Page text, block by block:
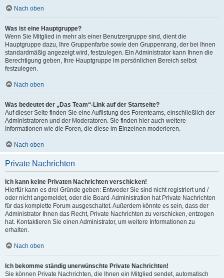
Nach oben
Was ist eine Hauptgruppe?
Wenn Sie Mitglied in mehr als einer Benutzergruppe sind, dient die
Hauptgruppe dazu, Ihre Gruppenfarbe sowie den Gruppenrang, der bei Ihnen
standardmäßig angezeigt wird, festzulegen. Ein Administrator kann Ihnen die
Berechtigung geben, Ihre Hauptgruppe im persönlichen Bereich selbst
festzulegen.
Nach oben
Was bedeutet der „Das Team“-Link auf der Startseite?
Auf dieser Seite finden Sie eine Auflistung des Forenteams, einschließlich der
Administratoren und der Moderatoren. Sie finden hier auch weitere
Informationen wie die Foren, die diese im Einzelnen moderieren.
Nach oben
Private Nachrichten
Ich kann keine Privaten Nachrichten verschicken!
Hierfür kann es drei Gründe geben: Entweder Sie sind nicht registriert und /
oder nicht angemeldet, oder die Board-Administration hat Private Nachrichten
für das komplette Forum ausgeschaltet. Außerdem könnte es sein, dass der
Administrator Ihnen das Recht, Private Nachrichten zu verschicken, entzogen
hat. Kontaktieren Sie einen Administrator, um weitere Informationen zu
erhalten.
Nach oben
Ich bekomme ständig unerwünschte Private Nachrichten!
Sie können Private Nachrichten, die Ihnen ein Mitglied sendet, automatisch